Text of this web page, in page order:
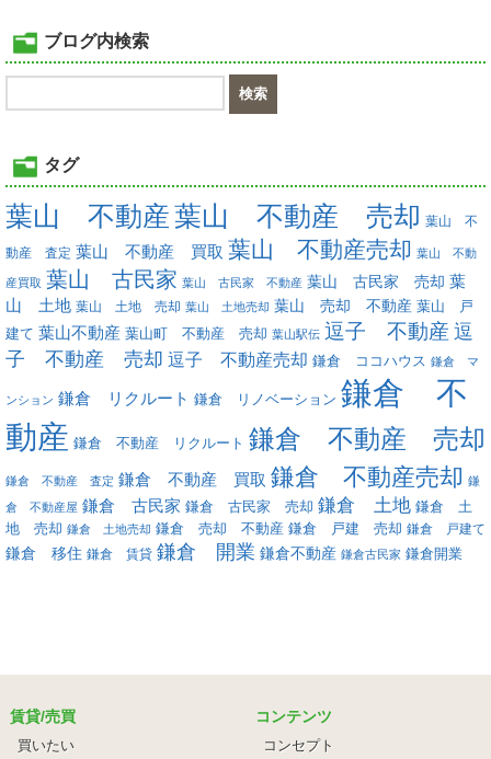
ブログ内検索
タグ
葉山 不動産葉山 不動産 売却 葉山 不
動産 査定 葉山 不動産 買取 葉山 不動産売却 葉山 不動
産買取 葉山 古民家 葉山 古民家 不動産 葉山 古民家 売却 葉
山 土地 葉山 土地 売却 葉山 土地売却 葉山 売却 不動産 葉山 戸
建て 葉山不動産 葉山町 不動産 売却 葉山駅伝 逗子 不動産 逗
子 不動産 売却 逗子 不動産売却 鎌倉 ココハウス 鎌倉 マ
ンション 鎌倉 リクルート 鎌倉 リノベーション 鎌倉 不
動産 鎌倉 不動産 リクルート 鎌倉 不動産 売却
鎌倉 不動産 査定 鎌倉 不動産 買取 鎌倉 不動産売却 鎌
倉 不動産屋 鎌倉 古民家 鎌倉 古民家 売却 鎌倉 土地 鎌倉 土
地 売却 鎌倉 土地売却 鎌倉 売却 不動産 鎌倉 戸建 売却 鎌倉 戸建て
鎌倉 移住 鎌倉 賃貸 鎌倉 開業 鎌倉不動産 鎌倉古民家 鎌倉開業
賃貸/売買
買いたい
コンテンツ
コンセプト